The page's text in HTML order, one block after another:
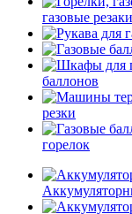
газовые
баллонов
резки
горелок